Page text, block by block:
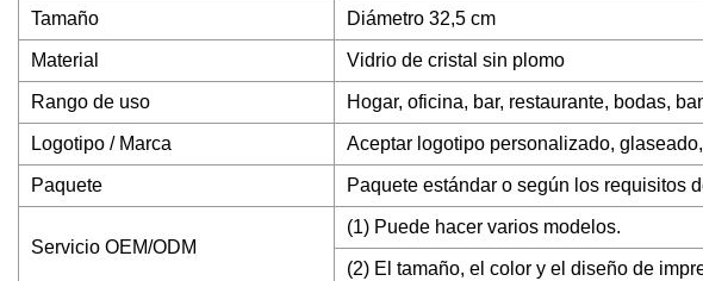
Tamaño Diámetro 32,5 cm
Material Vidrio de cristal sin plomo
Rango de uso Hogar, oficina, bar, restaurante, bodas,
Logotipo / Marca Aceptar logotipo personalizado,
Paquete Paquete estándar o según los requisitos
Servicio OEM/ODM
(1) Puede hacer varios modelos.
(2) El tamaño, el color y el diseño de